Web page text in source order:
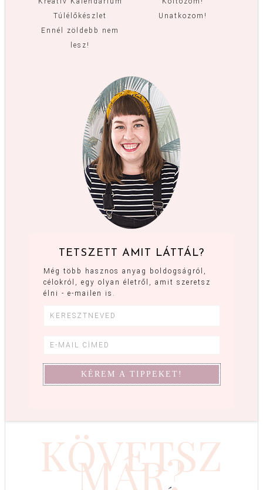
Túlélőkészlet
Ennél zöldebb nem
lesz!
Unatkozom!
TETSZETT AMIT LÁTTÁL?
Még több hasznos anyag boldogságról,
célokról, egy olyan életről, amit szeretsz
élni - e-mailen is.
KÖVETSZ
MÁR?